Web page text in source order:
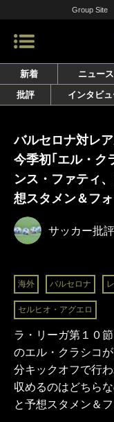
Group Site
新着 ニュース
批評
インタビ
バルセロナ対レ
今季初｢エル・ク
ンス・ファティ
想スタメン＆フ
サッカー批
海外 バルセロナ
セルヒオ・アグエロ
ラ・リーガ第１０
のエル・クラシコ
分キックオフで行
収めるのはどちら
と予想スタメン＆